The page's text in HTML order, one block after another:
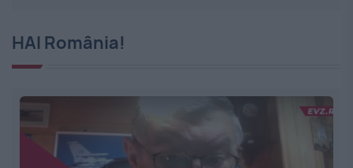
HAI România!